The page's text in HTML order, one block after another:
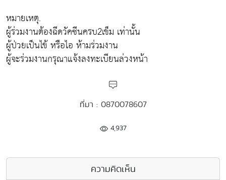
หมายเหตุ.
ผู้ร่วมงานต้องฉีดวัคซีนครบ2เข็ม เท่านั้น
ผู้ป่วยเป็นไข้ หรือไอ ห้ามร่วมงาน
ผู้จะร่วมงานกรุณาแจ้งลงทะเบียนล่วงหน้า
ที่มา : 0870078607
4,937
ความคิดเห็น